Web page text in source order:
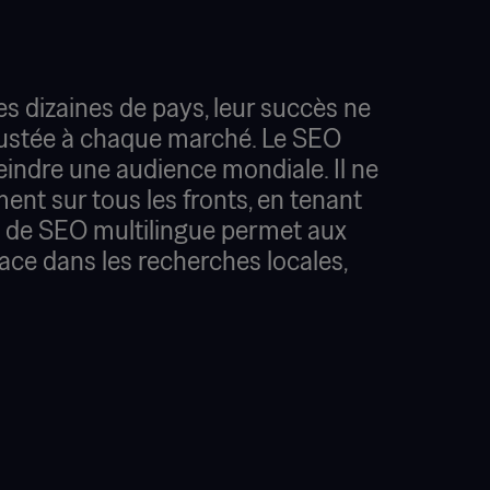
dizaines de pays, leur succès ne
à chaque marché. Le SEO
une audience mondiale. Il ne
sur tous les fronts, en tenant
SEO multilingue permet aux
dans les recherches locales,